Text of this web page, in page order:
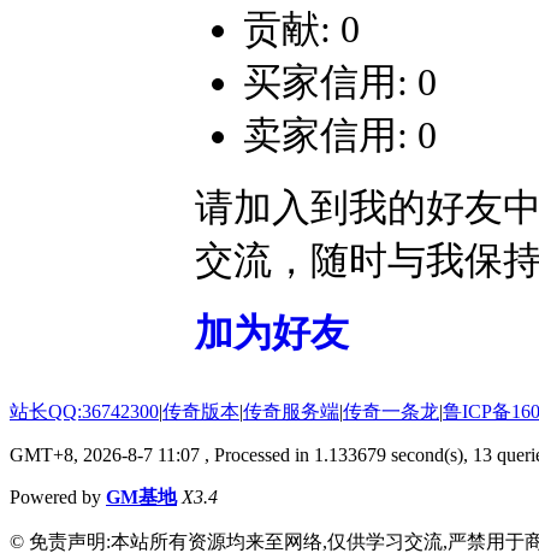
贡献: 0
买家信用: 0
卖家信用: 0
请加入到我的好友
交流，随时与我保
加为好友
站长QQ:36742300|传奇版本|传奇服务端|传奇一条龙|鲁ICP备
GMT+8, 2026-8-7 11:07 , Processed in 1.133679 second(s), 13
Powered by GM基地 X3.4
© 免责声明:本站所有资源均来至网络,仅供学习交流,严禁用于